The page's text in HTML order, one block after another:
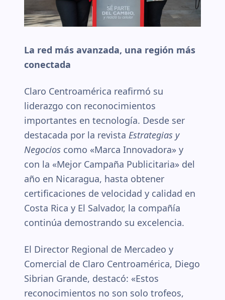
La red más avanzada, una región más
conectada
Claro Centroamérica reafirmó su
liderazgo con reconocimientos
importantes en tecnología. Desde ser
destacada por la revista Estrategias y
Negocios como «Marca Innovadora» y
con la «Mejor Campaña Publicitaria» del
año en Nicaragua, hasta obtener
certificaciones de velocidad y calidad en
Costa Rica y El Salvador, la compañía
continúa demostrando su excelencia.
El Director Regional de Mercadeo y
Comercial de Claro Centroamérica, Diego
Sibrian Grande, destacó: «Estos
reconocimientos no son solo trofeos,